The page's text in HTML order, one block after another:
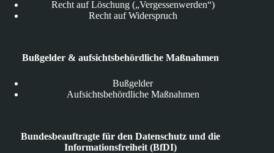
Recht auf Löschung („Vergessenwerden“)
Recht auf Widerspruch
Bußgelder & aufsichtsbehördliche Maßnahmen
Bußgelder
Aufsichtsbehördliche Maßnahmen
Bundesbeauftragte für den Datenschutz und die
Informationsfreiheit (BfDI)